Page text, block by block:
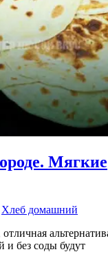
Мягкие
Хлеб домашний
и без соды будут